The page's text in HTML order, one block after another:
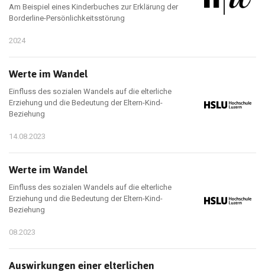
Am Beispiel eines Kinderbuches zur Erklärung der
Borderline-Persönlichkeitsstörung
2024
Werte im Wandel
Einfluss des sozialen Wandels auf die elterliche
Erziehung und die Bedeutung der Eltern-Kind-
Beziehung
14.08.2023
Werte im Wandel
Einfluss des sozialen Wandels auf die elterliche
Erziehung und die Bedeutung der Eltern-Kind-
Beziehung
08.2023
Auswirkungen einer elterlichen